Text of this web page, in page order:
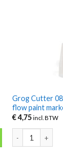
Grog Cutter
flow paint
€4,75 incl. BTW